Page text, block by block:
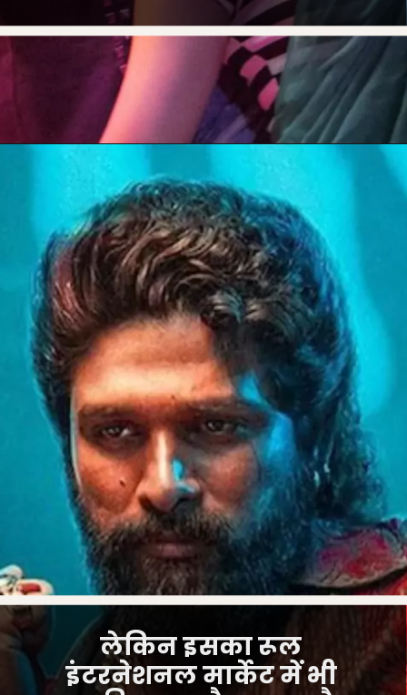
लेकिन इसका रूल
इंटरनेशनल मार्केट में भी